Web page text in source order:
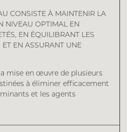
CONSISTE À MAINTENIR LA
NIVEAU OPTIMAL EN
EN ÉQUILIBRANT LES
EN ASSURANT UNE
mise en œuvre de plusieurs
à éliminer efficacement
et les agents